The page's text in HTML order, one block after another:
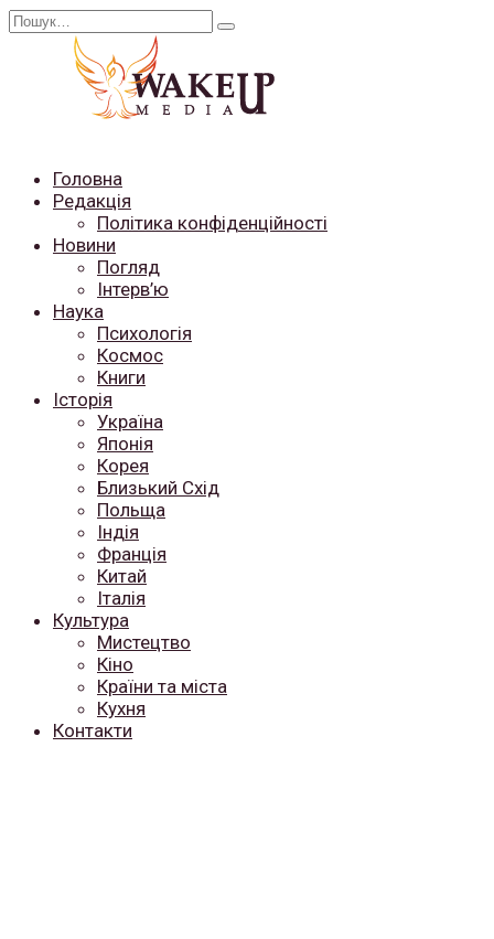
Перейти
Search
Головна
Редакція
Політика конфіденційності
Новини
Погляд
Інтерв’ю
Наука
Психологія
Космос
Книги
Історія
Україна
Японія
Корея
Близький Схід
Польща
Індія
Франція
Китай
Італія
Культура
Мистецтво
Кіно
Країни та міста
Кухня
Контакти